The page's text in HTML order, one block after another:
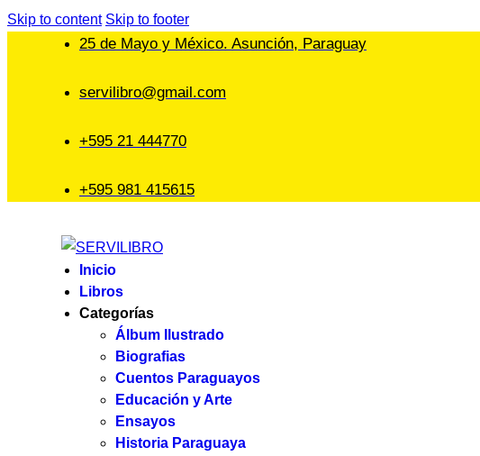
Skip to content Skip to footer
25 de Mayo y México. Asunción, Paraguay
servilibro@gmail.com
+595 21 444770
+595 981 415615
Inicio
Libros
Categorías
Álbum Ilustrado
Biografias
Cuentos Paraguayos
Educación y Arte
Ensayos
Historia Paraguaya